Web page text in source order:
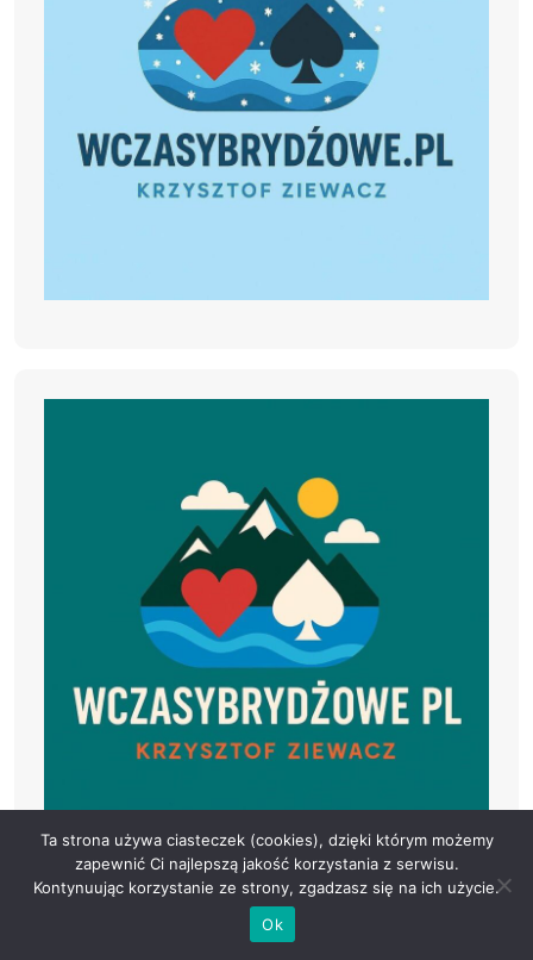
Ta strona używa ciasteczek (cookies), dzięki którym możemy
zapewnić Ci najlepszą jakość korzystania z serwisu.
Kontynuując korzystanie ze strony, zgadzasz się na ich użycie.
Ok